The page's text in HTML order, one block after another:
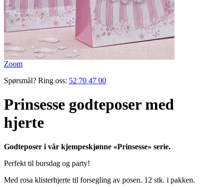
Zoom
Spørsmål? Ring oss: 52 70 47 00
Prinsesse godteposer med
hjerte
Godteposer i vår kjempeskjønne «Prinsesse» serie.
Perfekt til bursdag og party!
Med rosa klisterhjerte til forsegling av posen. 12 stk. i pakken.